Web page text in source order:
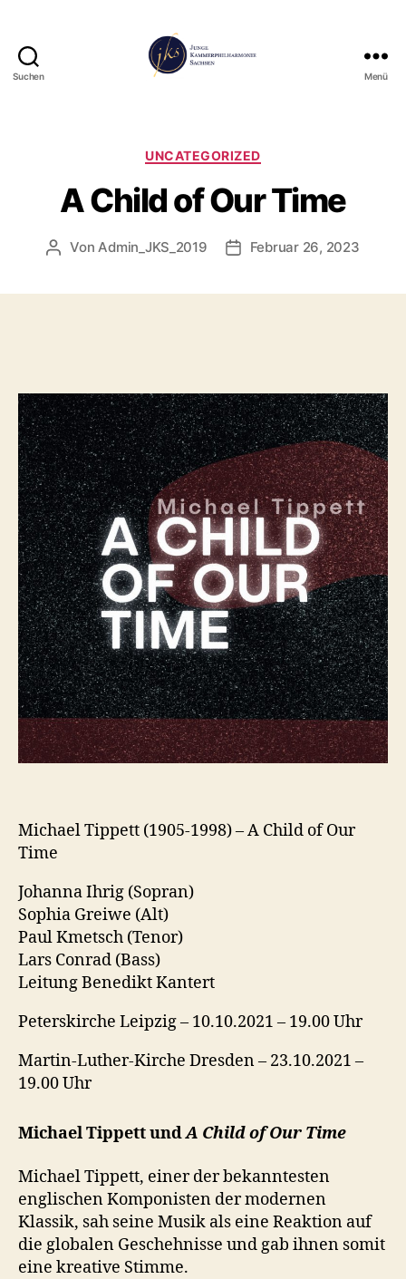
Suchen Menü
Kategorien
UNCATEGORIZED
A Child of Our Time
Beitragsautor
VonAdmin_JKS_2019 Veröffentlichungsdatum
Februar 26, 2023
Michael Tippett (1905-1998) – A Child of Our
Time
Johanna Ihrig (Sopran)
Sophia Greiwe (Alt)
Paul Kmetsch (Tenor)
Lars Conrad (Bass)
Leitung Benedikt Kantert
Peterskirche Leipzig – 10.10.2021 – 19.00 Uhr
Martin-Luther-Kirche Dresden – 23.10.2021 –
19.00 Uhr
Michael Tippett undA Child of Our Time
Michael Tippett, einer der bekanntesten
englischen Komponisten der modernen
Klassik, sah seine Musik als eine Reaktion auf
die globalen Geschehnisse und gab ihnen somit
eine kreative Stimme.